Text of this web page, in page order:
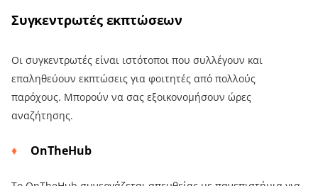
Συγκεντρωτές εκπτώσεων
Οι συγκεντρωτές είναι ιστότοποι που συλλέγουν και
επαληθεύουν εκπτώσεις για φοιτητές από πολλούς
παρόχους. Μπορούν να σας εξοικονομήσουν ώρες
αναζήτησης.
OnTheHub